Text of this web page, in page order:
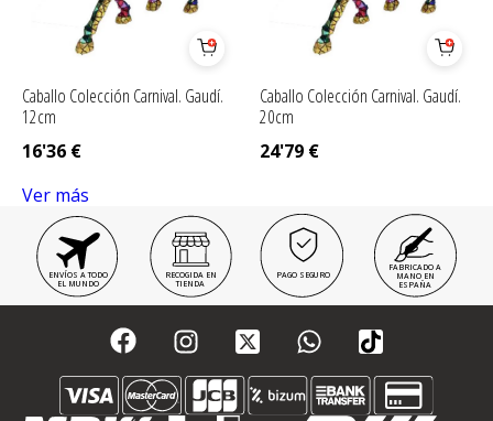
Caballo Colección Carnival. Gaudí.
12cm
16'36 €
Caballo Colección Carnival. Gaudí.
20cm
24'79 €
Ver más
ENVÍOS A TODO
EL MUNDO
RECOGIDA EN
TIENDA
PAGO SEGURO
FABRICADO A
MANO EN
ESPAÑA